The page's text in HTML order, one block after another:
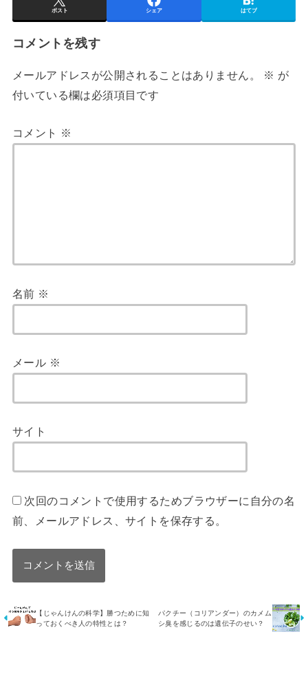
ポスト シェア はてブ
コメントを残す
メールアドレスが公開されることはありません。 ※ が
付いている欄は必須項目です
コメント ※
名前 ※
メール ※
サイト
次回のコメントで使用するためブラウザーに自分の名
前、メールアドレス、サイトを保存する。
【じゃんけんの科学】勝つために知
っておくべき人の特性とは？
パクチー（コリアンダー）のカメム
シ臭を感じるのは遺伝子のせい？